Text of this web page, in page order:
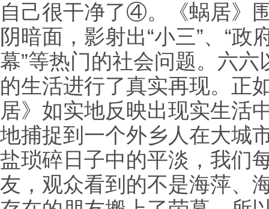
自己很干净了④。《蜗居》
阴暗面，影射出“小三”、“政
幕”等热门的社会问题。六
的生活进行了真实再现。正
居》如实地反映出现实生活
地捕捉到一个外乡人在大城
盐琐碎日子中的平淡，我们
友，观众看到的不是海萍、